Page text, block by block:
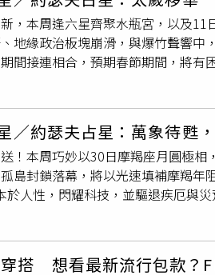
關鍵字是「心誠」，逢土火出相，
豈能不留口惠。偏財旺極，點鐵
mondedejoseph/
花更榮耀得隴望蜀，勝卷在握，逢
入雙子，步步高升。財運平淡，
星移宮，人際或金錢來往宜慎，
嚮往，部分摩羯有觸電桃花。 水
釋。火星入雙子，偏財項目有回
。 雙魚座苟日新又日日新拂曉進
，合作運頗佳，共伴效應可期，更
www.facebook.com/
皇者歸來，職場上勢如破竹，有全
財運是天官賜財，入庫緩慢。感
是逆風高飛，步伐調整到位，遇
鏡花水月，過路財神。感情是對影
命星與火相位刺激，切莫一時憤
失之東隅，收之桑榆。 天蠍座春風
合，又逢水逆結束，職場合約合作
厚積薄發勞而有獲，本周職場迎來
溝通務求清晰，事涉投資理財更
情荼蘼，本周摩羯職場財帛兩得
，多做少說，便能槓桿放大。感
仍是鎂光燈焦點，能一呼百諾，笑
鈴兩次，芳心大動。 雙魚座佳期
，出線上位。由於本周末尾金土並
然無法接受，憤而提告，追討剩餘
Furman）的裁定，花旗在2020
司不必繳回5億美元的款項。對於
根本無法償還鉅額，既然如此，債
續上訴，直到追回所有款項」。
，本周逢六星齊聚水瓶宮，以及
地緣政治板塊崩滑，與爆竹聲響
間接連相合，預期春節期間，將
運動員暴紅新聞，成為春節團圓
春期間購買預期外的電子產品。至
獅子座 揚眉吐氣 總運翻揚牡羊座
泰來最後衝刺謀定後動，波平不驚
實現目標。春節期間，健康與心
過一展長才，萬里無雲。金牛本周
過人魅力，不畏水星逆行。財運
萬象更新。春節前後，雙子仍縈
難得假期修身養心。閒雲野鶴，無
蟹在本周初恐有封關前急火需救
／約瑟夫占星：萬象待甦
！本周巧妙以30日摩羯座月圓極
島封鎖落幕，將以光速填補摩羯
於人性，閃耀科技，並驅退疾厄與
域戰雲，與邊界衝突又熄，但伴
起新一波政治與社群獵巫現象。全
生醫，投資人宜多加關注相關產
搭 想看最新流行包款？